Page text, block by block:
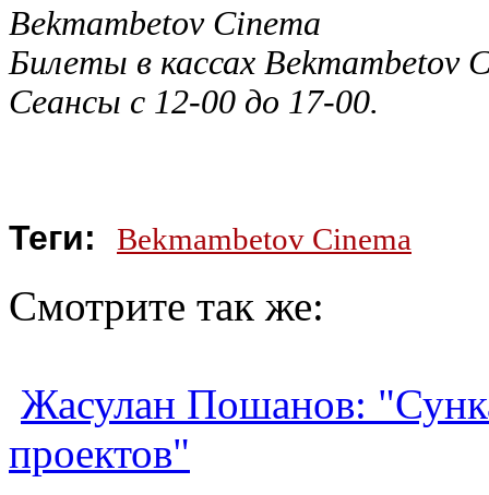
Bekmambetov Cinema
Билеты в кассах Bekmambetov
Сеансы с 12-00 до 17-00.
Теги: Bekmambetov Cinema
Смотрите так же:
Жасулан Пошанов:
проектов"